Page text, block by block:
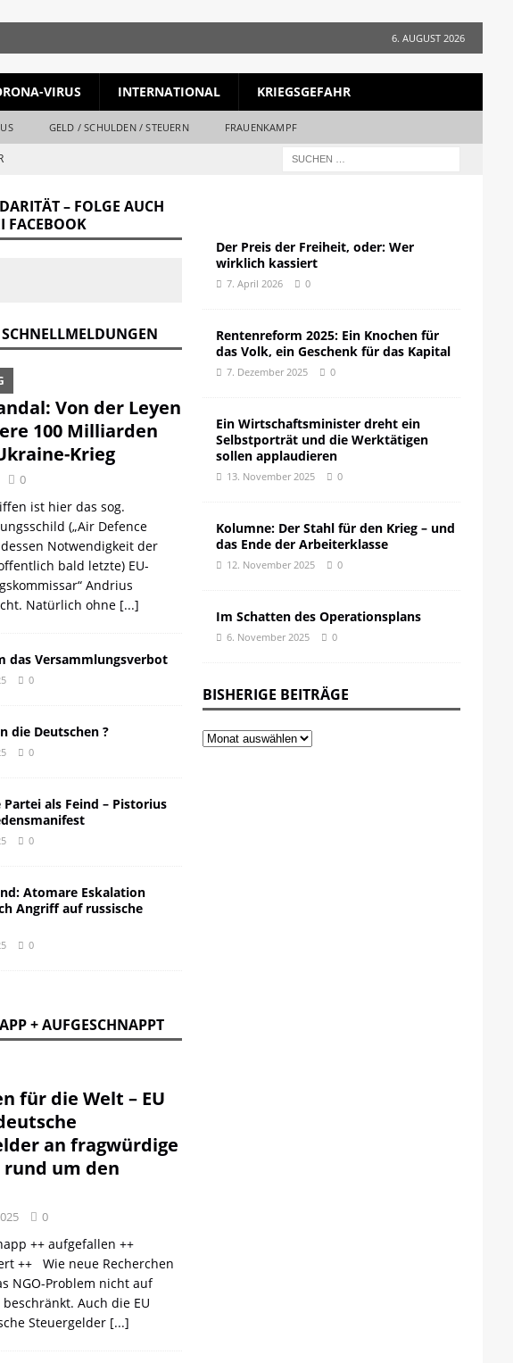
6. AUGUST 2026
VIRUS INTERNATIONAL KRIEGSGEFAHR
GELD / SCHULDEN / STEUERN FRAUENKAMPF
DER
– FOLGE AUCH
FACEBOOK
Von der Leyen
100 Milliarden
Krieg
0
ist hier das sog.
(„Air Defence
dessen Notwendigkeit der
bald letzte) EU-
Andrius
Natürlich ohne [...]
das Versammlungsverbot
0
die Deutschen ?
0
Partei als Feind – Pistorius
0
Atomare Eskalation
Angriff auf russische
0
+ AUFGESCHNAPPT
für die Welt – EU
an fragwürdige
um den
0
++ aufgefallen ++
++ Wie neue Recherchen
NGO-Problem nicht auf
Auch die EU
Steuergelder [...]
Der Preis der Freiheit, oder: Wer
wirklich kassiert
7. April 2026 0
Rentenreform 2025: Ein Knochen für
das Volk, ein Geschenk für das Kapital
7. Dezember 2025 0
Ein Wirtschaftsminister dreht ein
Selbstporträt und die Werktätigen
sollen applaudieren
13. November 2025 0
Kolumne: Der Stahl für den Krieg – und
das Ende der Arbeiterklasse
12. November 2025 0
Im Schatten des Operationsplans
6. November 2025 0
BISHERIGE BEITRÄGE